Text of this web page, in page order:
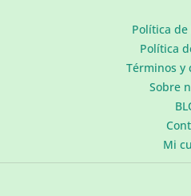
Política
Política
Términos y
Sobre
Mi